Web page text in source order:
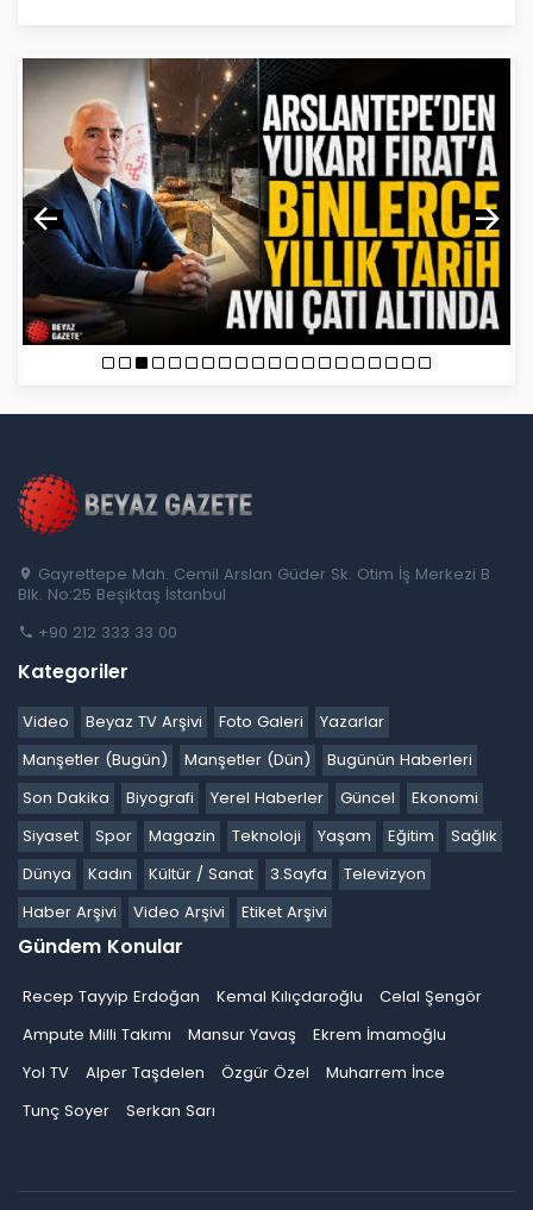
Gayrettepe Mah. Cemil Arslan Güder Sk. Otim İş Merkezi B
Blk. No:25 Beşiktaş İstanbul
+90 212 333 33 00
Kategoriler
Video Beyaz TV Arşivi Foto Galeri
Yazarlar
Manşetler (Bugün)
Manşetler (Dün)
Bugünün Haberleri
Son Dakika
Biyografi Yerel Haberler Güncel
Ekonomi
Siyaset
Spor Magazin Teknoloji Yaşam Eğitim
Sağlık
Dünya
Kadın Kültür / Sanat 3.Sayfa
Televizyon
Haber Arşivi
Video Arşivi Etiket Arşivi
Gündem Konular
Recep Tayyip Erdoğan Kemal Kılıçdaroğlu
Celal Şengör
Ampute Milli Takımı
Mansur Yavaş
Ekrem İmamoğlu
Yol TV
Alper Taşdelen Özgür Özel
Muharrem İnce
Tunç Soyer
Serkan Sarı